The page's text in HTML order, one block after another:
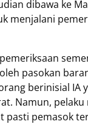
dibawa ke
menjalani
pasokan
berinisial IA
Namun,
pasti pemasok